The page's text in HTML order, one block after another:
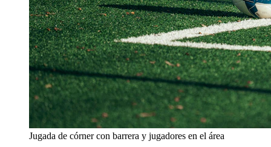
Jugada de córner con barrera y jugadores en el área